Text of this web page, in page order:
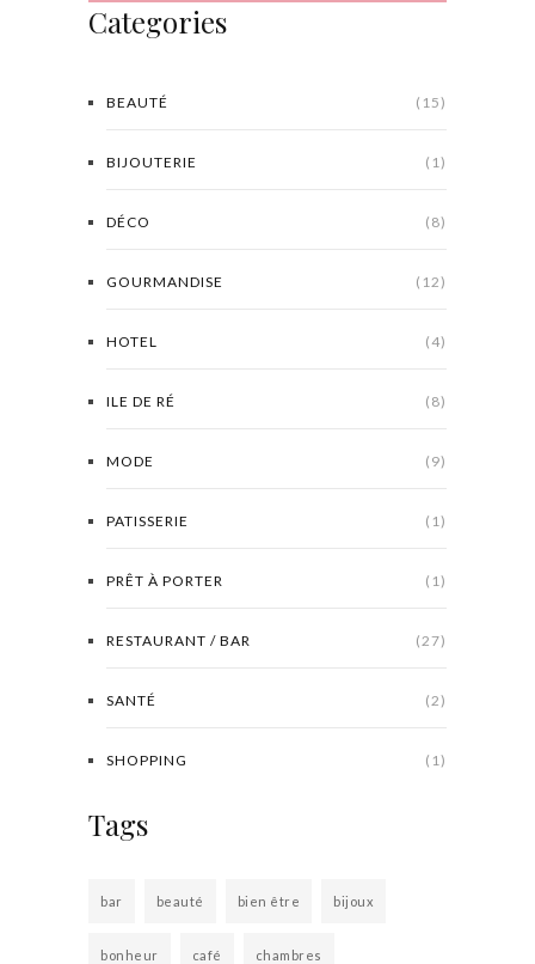
Categories
BEAUTÉ (15)
BIJOUTERIE (1)
DÉCO (8)
GOURMANDISE (12)
HOTEL (4)
ILE DE RÉ (8)
MODE (9)
PATISSERIE (1)
PRÊT À PORTER (1)
RESTAURANT / BAR (27)
SANTÉ (2)
SHOPPING (1)
Tags
bar beauté bien être bijoux
bonheur café chambres